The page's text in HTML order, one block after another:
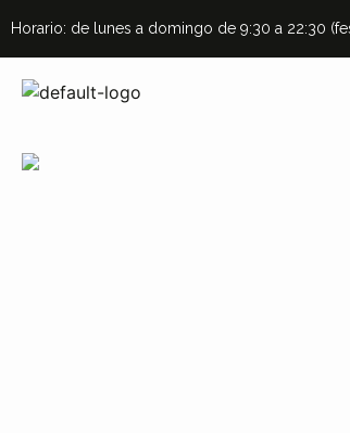
Horario: de lunes a domingo de 9:30 a 22:30